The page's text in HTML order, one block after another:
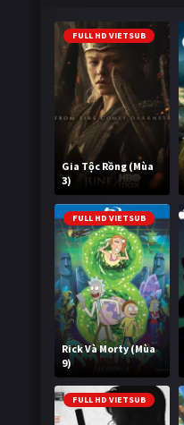
FULL HD VIETSUB
Gia Tộc Rồng (Mùa
3)
2,017,171 lượt xem
FULL HD VIETSUB
Rick Và Morty (Mùa
9)
2,993,961 lượt xem
FULL HD VIETSUB